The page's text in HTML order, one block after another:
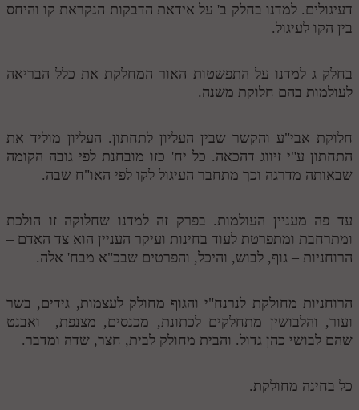
דעיגולים. למדנו בחלק ב' על אידאת הדבקות הנקראת קו והיחס
בין הקו לעיגול.
בחלק ג למדנו על התפשטות האור המחלקת את כלל הבריאה
לעולמות בהם חלוקת משנה.
חלוקת אבי"ע והקשר שבין העליון לתחתון. העליון מוליד את
התחתון ע"י זיווג דהכאה. כל יח' כזו מובחנת לפי גובה הקומה
שבאותה מדרגה וכך מתחבר העיגול לקו לפי האו"ח שבה.
עד פה מעניין העולמות. בפרק זה למדנו שחלוקה זו הולכת
ומתרחבת ומתפרטת לעוד בחינות ועיקר העניין הוא צד האדם –
הרוחניות – גוף, לבוש, והיכל, והפרטים שבכ"א מבח' אלה.
הרוחניות מחולקת לנרנח"י והגוף מחולק לעצמות, גידים, בשר
ועור, והלבושין מתחלקים לכתונת, מכנסים, מצנפת, ואבנט
שהם לבושי כהן גדול. והבית מחולק לבית, חצר, שדה ומדבר.
כל בחינה מחולקת.